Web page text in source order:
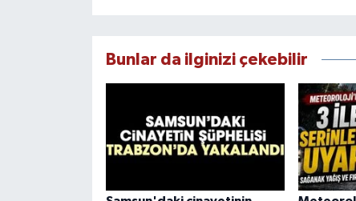
Bunlar da ilginizi çekebilir